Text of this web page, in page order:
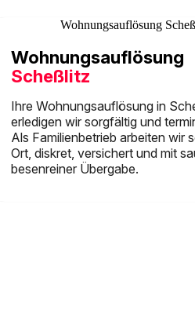
Wohnungsauflösung
Scheßlitz
Ihre Wohnungsauflösung in
erledigen wir sorgfältig und
Als Familienbetrieb arbeiten wir
Ort, diskret, versichert und mit
besenreiner Übergabe.